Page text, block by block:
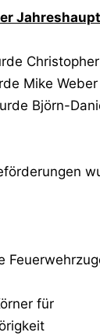
Mike Weber
Björn-
für